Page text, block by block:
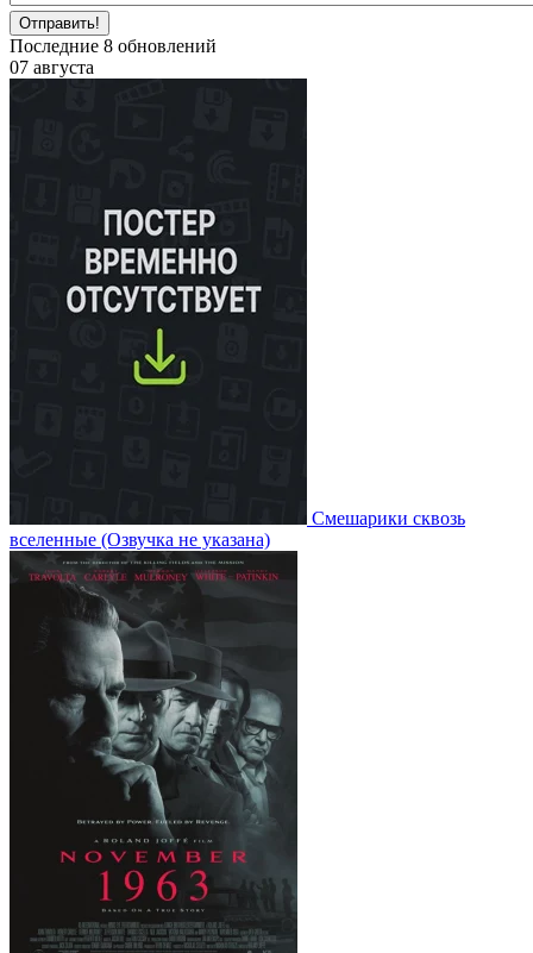
Отправить!
Последние 8 обновлений
07 августа
Смешарики сквозь
вселенные (Озвучка не указана)